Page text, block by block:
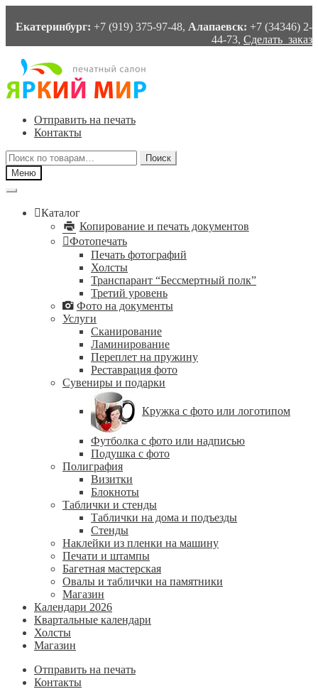
Екатеринбург: +7 (919) 375-97-48, Алапаевск: +7 (34346) 2-
44-73, Сделать заказ
Перейти
навигации
Перейти
содержимому
Отправить на печать
Контакты
Искать:
Поиск
Меню
Каталог
Копирование и печать документов
Фотопечать
Печать фотографий
Холсты
Транспарант “Бессмертный полк”
Третий уровень
Фото на документы
Услуги
Сканирование
Ламинирование
Переплет на пружину
Реставрация фото
Сувениры и подарки
Кружка с фото или логотипом
Футболка с фото или надписью
Подушка с фото
Полиграфия
Визитки
Блокноты
Таблички и стенды
Таблички на дома и подъезды
Стенды
Наклейки из пленки на машину
Печати и штампы
Багетная мастерская
Овалы и таблички на памятники
Магазин
Календари 2026
Квартальные календари
Холсты
Магазин
Отправить на печать
Контакты